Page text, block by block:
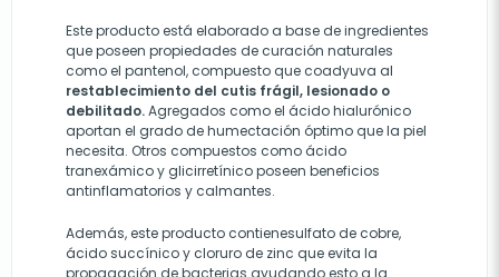
Este producto está elaborado a base de ingredientes
que poseen propiedades de curación naturales
como el pantenol, compuesto que coadyuva al
restablecimiento del cutis frágil, lesionado o
debilitado.Agregados como el ácido hialurónico
aportan el grado de humectación óptimo que la piel
necesita. Otros compuestos como ácido
tranexámico y glicirretínico poseen beneficios
antinflamatorios y calmantes.
Además, este producto contienesulfato de cobre,
ácido succínico y cloruro de zinc que evita la